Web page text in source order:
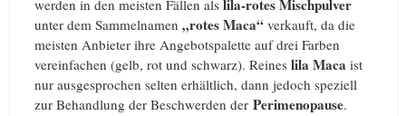
werden in den meisten Fällen als lila-rotes Mischpulver
unter dem Sammelnamen „rotes Maca“ verkauft, da die
meisten Anbieter ihre Angebotspalette auf drei Farben
vereinfachen (gelb, rot und schwarz). Reines lila Maca ist
nur ausgesprochen selten erhältlich, dann jedoch speziell
zur Behandlung der Beschwerden der Perimenopause.